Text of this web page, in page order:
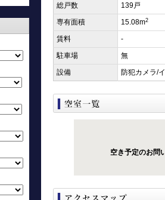
総戸数
139戸
専有面積
15.08m2
賃料
-
駐車場
無
設備
防犯カメラ/
空き予定のお問